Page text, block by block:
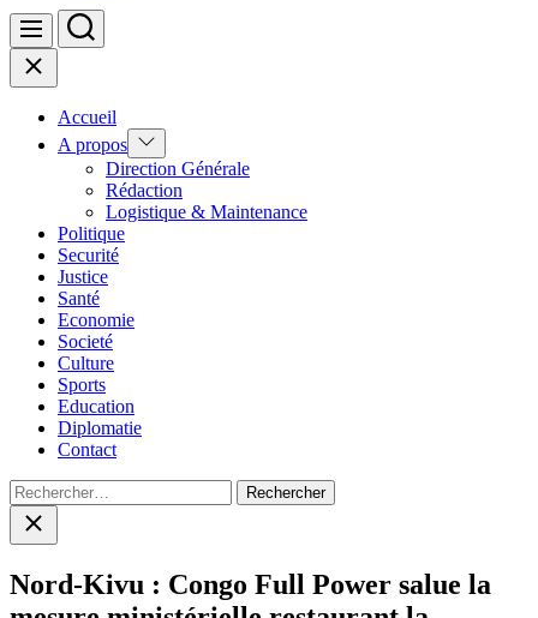
Menu Search
Close
Accueil
A propos Show
sub
menu
Direction Générale
Rédaction
Logistique & Maintenance
Politique
Securité
Justice
Santé
Economie
Societé
Culture
Sports
Education
Diplomatie
Contact
Rechercher :
Close
search
Nord-Kivu : Congo Full Power salue la